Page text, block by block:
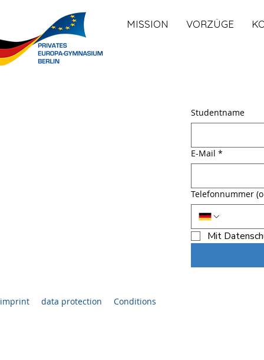
MISSION VORZÜGE
Studentname
E-Mail *
Telefonnummer
Mit
imprint data protection Conditions